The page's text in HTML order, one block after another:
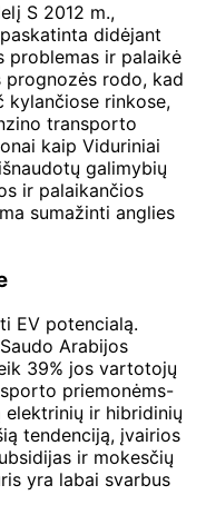
S 2012 m.,
didėjant
problemas ir palaikė
prognozės rodo, kad
kylančiose rinkose,
transporto
kaip Viduriniai
galimybių
ir palaikančios
sumažinti anglies
EV potencialą.
Arabijos
39% jos vartotojų
priemonėms-
ir hibridinių
tendenciją, įvairios
ir mokesčių
yra labai svarbus